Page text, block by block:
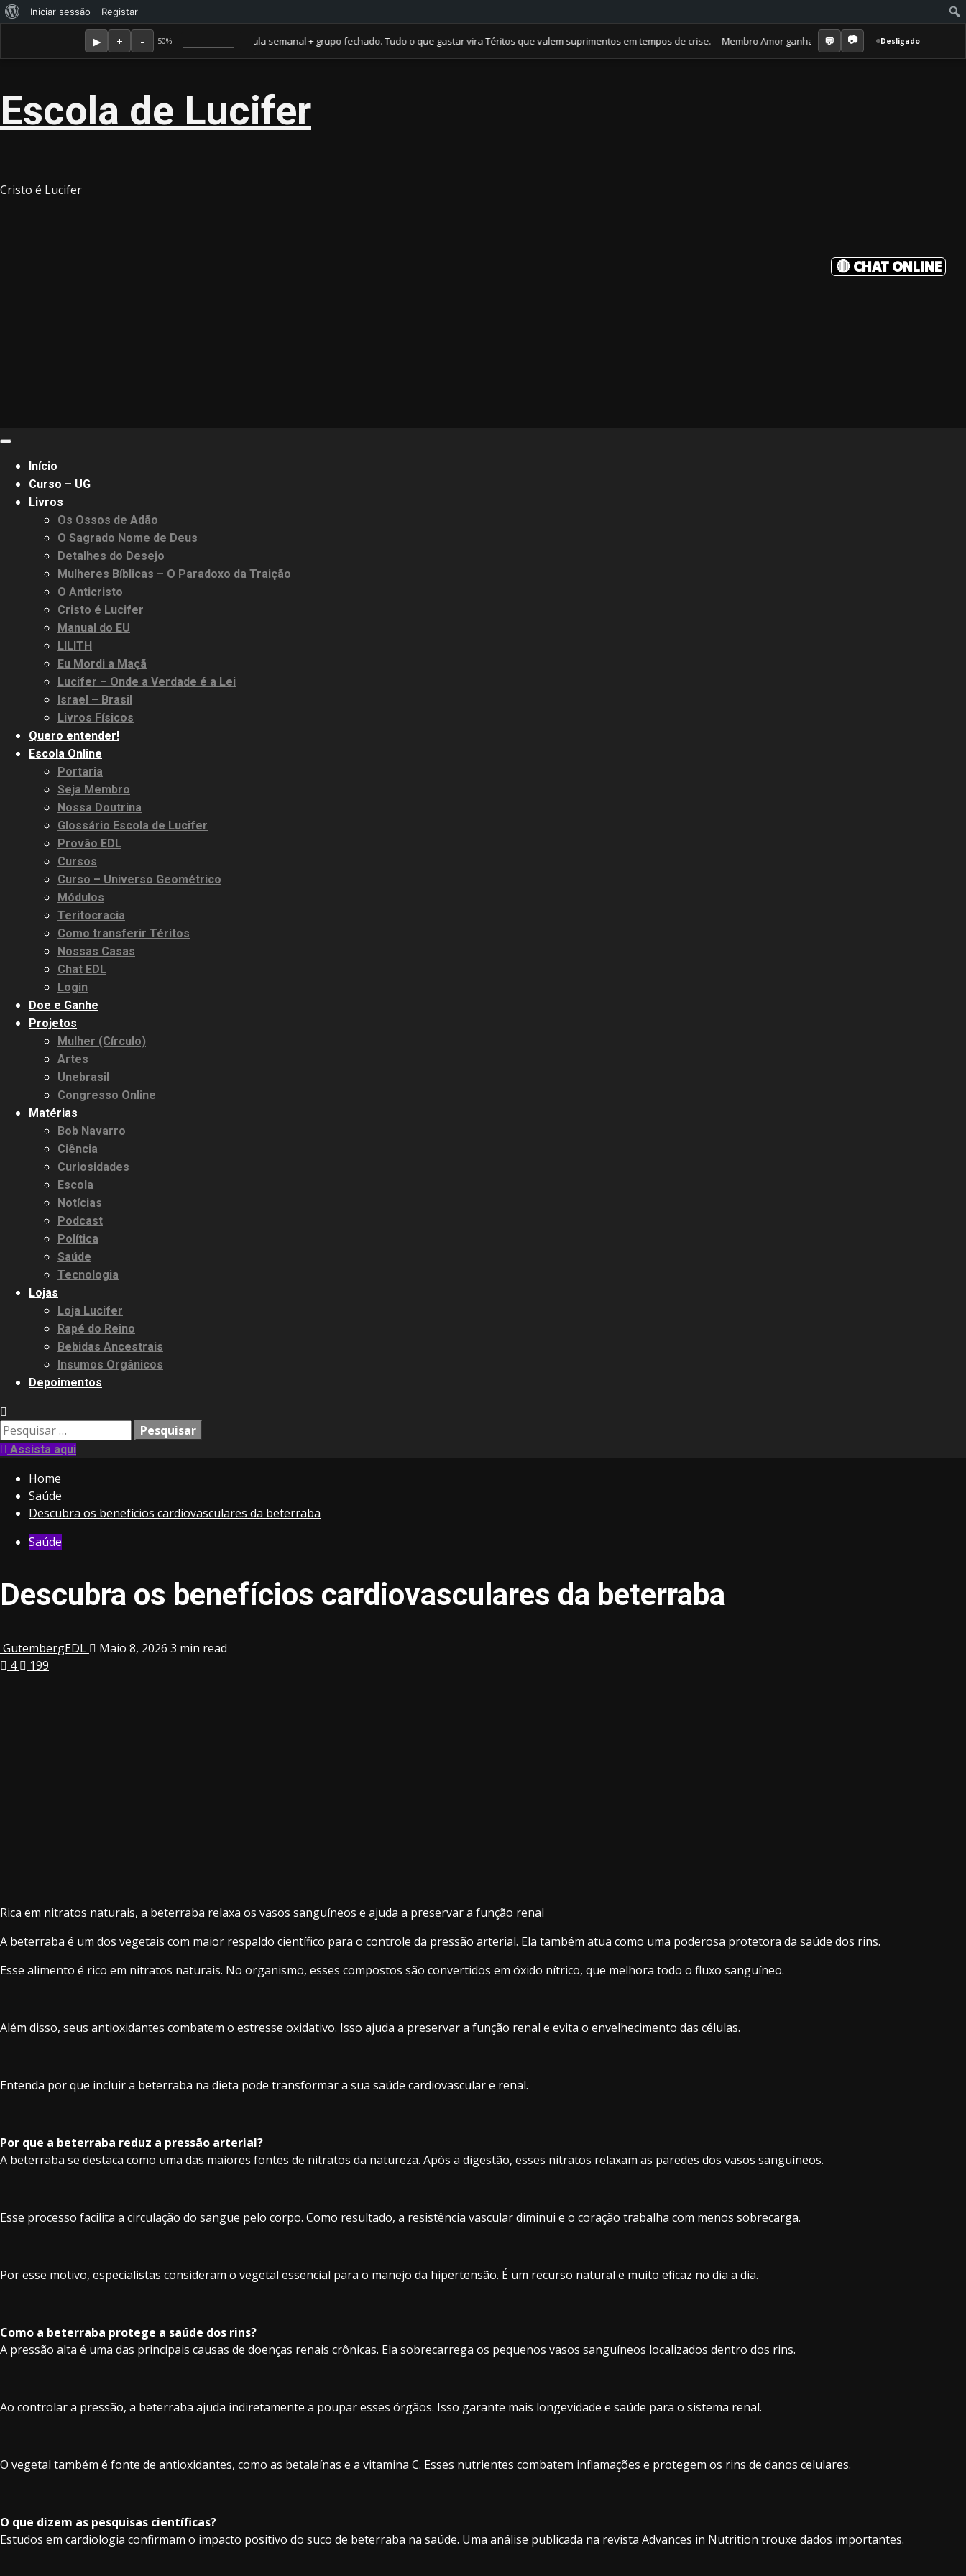
50%
Membro Amor ganha jornal mensal + aula semanal + grupo fechado. Tudo o que gastar vira Téritos que valem suprimentos em tempos de crise. Membro Amor ganha jornal mensal + aula semanal +
Desligado
Sobre
WordPress
Iniciar sessão Registar
Escola de Lucifer
Cristo é Lucifer
🔴 CHAT ONLINE
Primary
MenuInício
Curso – UG
Livros
Os Ossos de Adão
O Sagrado Nome de Deus
Detalhes do Desejo
Mulheres Bíblicas – O Paradoxo da Traição
O Anticristo
Cristo é Lucifer
Manual do EU
LILITH
Eu Mordi a Maçã
Lucifer – Onde a Verdade é a Lei
Israel – Brasil
Livros Físicos
Quero entender!
Escola Online
Portaria
Seja Membro
Nossa Doutrina
Glossário Escola de Lucifer
Provão EDL
Cursos
Curso – Universo Geométrico
Módulos
Teritocracia
Como transferir Téritos
Nossas Casas
Chat EDL
Login
Doe e Ganhe
Projetos
Mulher (Círculo)
Artes
Unebrasil
Congresso Online
Matérias
Bob Navarro
Ciência
Curiosidades
Escola
Notícias
Podcast
Política
Saúde
Tecnologia
Lojas
Loja Lucifer
Rapé do Reino
Bebidas Ancestrais
Insumos Orgânicos
Depoimentos
Pesquisar
por:Assista aqui
Home
Saúde
Descubra os benefícios cardiovasculares da beterraba
Saúde
Descubra os benefícios cardiovasculares da beterraba
GutembergEDL Maio 8, 2026 3 min read
4
199
Rica em nitratos naturais, a beterraba relaxa os vasos sanguíneos e ajuda a preservar a função renal
A beterraba é um dos vegetais com maior respaldo científico para o controle da pressão arterial. Ela também atua como uma poderosa protetora da saúde dos rins.
Esse alimento é rico em nitratos naturais. No organismo, esses compostos são convertidos em óxido nítrico, que melhora todo o fluxo sanguíneo.
Além disso, seus antioxidantes combatem o estresse oxidativo. Isso ajuda a preservar a função renal e evita o envelhecimento das células.
Entenda por que incluir a beterraba na dieta pode transformar a sua saúde cardiovascular e renal.
Por que a beterraba reduz a pressão arterial?
A beterraba se destaca como uma das maiores fontes de nitratos da natureza. Após a digestão, esses nitratos relaxam as paredes dos vasos sanguíneos.
Esse processo facilita a circulação do sangue pelo corpo. Como resultado, a resistência vascular diminui e o coração trabalha com menos sobrecarga.
Por esse motivo, especialistas consideram o vegetal essencial para o manejo da hipertensão. É um recurso natural e muito eficaz no dia a dia.
Como a beterraba protege a saúde dos rins?
A pressão alta é uma das principais causas de doenças renais crônicas. Ela sobrecarrega os pequenos vasos sanguíneos localizados dentro dos rins.
Ao controlar a pressão, a beterraba ajuda indiretamente a poupar esses órgãos. Isso garante mais longevidade e saúde para o sistema renal.
O vegetal também é fonte de antioxidantes, como as betalaínas e a vitamina C. Esses nutrientes combatem inflamações e protegem os rins de danos celulares.
O que dizem as pesquisas científicas?
Estudos em cardiologia confirmam o impacto positivo do suco de beterraba na saúde. Uma análise publicada na revista Advances in Nutrition trouxe dados importantes.